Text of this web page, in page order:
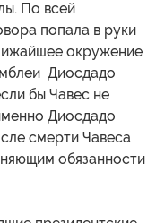
По всей
попала в руки
окружение
Диосдадо
бы Чавес не
Диосдадо
смерти Чавеса
обязанности